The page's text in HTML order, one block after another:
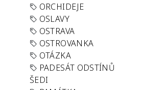
ORCHIDEJE
OSLAVY
OSTRAVA
OSTROVANKA
OTÁZKA
PADESÁT ODSTÍNŮ
ŠEDI